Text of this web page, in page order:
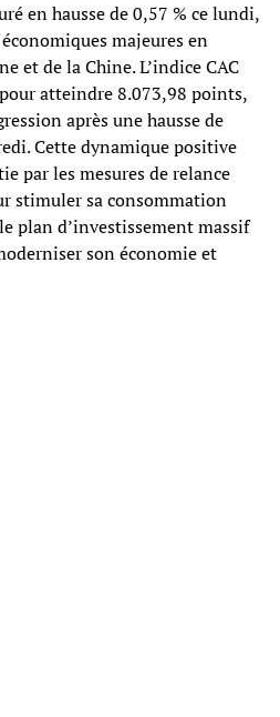
en hausse de 0,57 % ce lundi,
majeures en
et de la Chine. L’indice CAC
atteindre 8.073,98 points,
après une hausse de
Cette dynamique positive
par les mesures de relance
stimuler sa consommation
plan d’investissement massif
son économie et